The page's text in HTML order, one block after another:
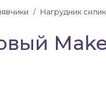
Нагрудник